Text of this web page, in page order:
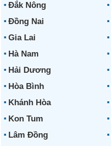
Đắk Nông
Đồng Nai
Gia Lai
Hà Nam
Hải Dương
Hòa Bình
Khánh Hòa
Kon Tum
Lâm Đồng